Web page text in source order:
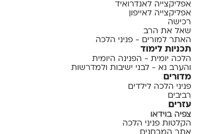
אפליקצייה לאנדרואיד
אפליקצייה לאייפון
רכישה
שאל את הרב
האתר למורים - פניני הלכה
תכניות לימוד
הלכה יומית - הפנינה היומית
והערב נא - לבני ישיבות ולמדרשות
מדורים
פניני הלכה לילדים
רביבים
עזרים
צפיה בוידאו
הקלטות פניני הלכה